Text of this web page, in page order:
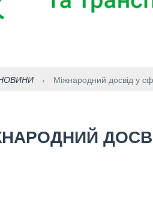
› Міжнародний досвід у